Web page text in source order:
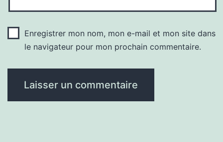
Enregistrer mon nom, mon e-mail et mon site dans
le navigateur pour mon prochain commentaire.